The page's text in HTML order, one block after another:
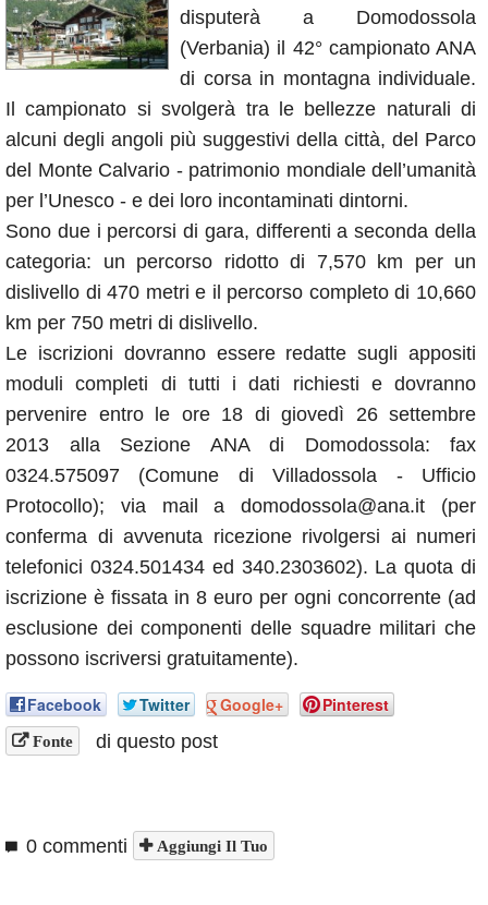
disputerà a Domodossola
(Verbania) il 42° campionato ANA
di corsa in montagna individuale.
Il campionato si svolgerà tra le bellezze naturali di
alcuni degli angoli più suggestivi della città, del Parco
del Monte Calvario - patrimonio mondiale dell’umanità
per l’Unesco - e dei loro incontaminati dintorni.
Sono due i percorsi di gara, differenti a seconda della
categoria: un percorso ridotto di 7,570 km per un
dislivello di 470 metri e il percorso completo di 10,660
km per 750 metri di dislivello.
Le iscrizioni dovranno essere redatte sugli appositi
moduli completi di tutti i dati richiesti e dovranno
pervenire entro le ore 18 di giovedì 26 settembre
2013 alla Sezione ANA di Domodossola: fax
0324.575097 (Comune di Villadossola - Ufficio
Protocollo); via mail a domodossola@ana.it (per
conferma di avvenuta ricezione rivolgersi ai numeri
telefonici 0324.501434 ed 340.2303602). La quota di
iscrizione è fissata in 8 euro per ogni concorrente (ad
esclusione dei componenti delle squadre militari che
possono iscriversi gratuitamente).
Facebook Twitter Google+ Pinterest
Fonte di questo post
0 commenti Aggiungi Il Tuo